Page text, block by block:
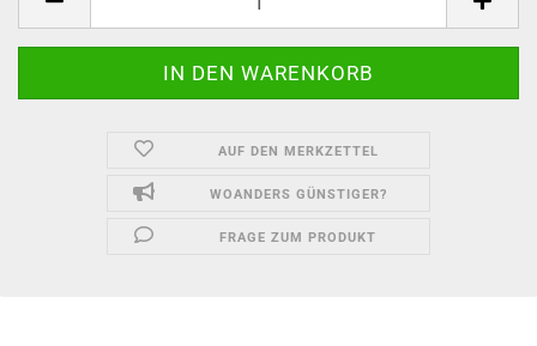
AUF DEN MERKZETTEL
WOANDERS GÜNSTIGER?
FRAGE ZUM PRODUKT